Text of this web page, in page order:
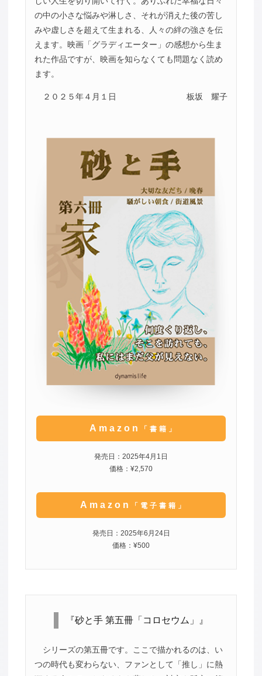
の中の小さな悩みや淋しさ、それが消えた後の苦し
みや虚しさを超えて生まれる、人々の絆の強さを伝
えます。映画「グラディエーター」の感想から生ま
れた作品ですが、映画を知らなくても問題なく読め
ます。
２０２５年４月１日 板坂 耀子
Amazon 「書籍」
発売日：2025年4月1日
価格：¥2,570
Amazon 「電子書籍」
発売日：2025年6月24日
価格：¥500
『砂と手 第五冊「コロセウム」』
シリーズの第五冊です。ここで描かれるのは、い
つの時代も変わらない、ファンとして「推し」に熱